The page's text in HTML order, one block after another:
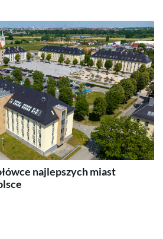
najlepszych miast